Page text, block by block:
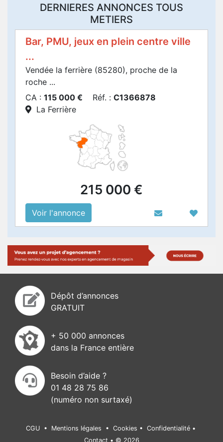
DERNIERES ANNONCES TOUS
METIERS
Bar, PMU, jeux en plein centre ville
...
Vendée la ferrière (85280), proche de la
roche ...
CA : 115 000 € Réf. : C1366878
La Ferrière
215 000 €
Voir l'annonce
Dépôt d’annonces
GRATUIT
+ 50 000 annonces
dans la France entière
Besoin d’aide ?
01 48 28 75 86
(numéro non surtaxé)
CGU • Mentions légales • Cookies • Confidentialité•
Contact • © 2026